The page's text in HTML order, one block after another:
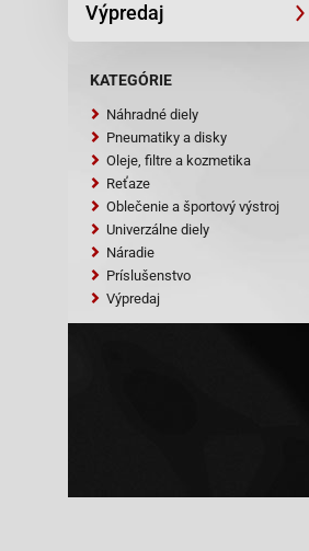
Výpredaj
KATEGÓRIE
Náhradné diely
Pneumatiky a disky
Oleje, filtre a kozmetika
Reťaze
Oblečenie a športový výstroj
Univerzálne diely
Náradie
Príslušenstvo
Výpredaj